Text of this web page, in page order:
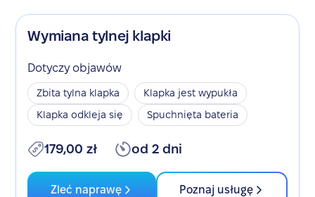
Wymiana tylnej klapki
Dotyczy objawów
Zbita tylna klapka
Klapka jest wypukła
Klapka odkleja się
Spuchnięta bateria
179,00 zł od 2 dni
Zleć naprawę Poznaj usługę